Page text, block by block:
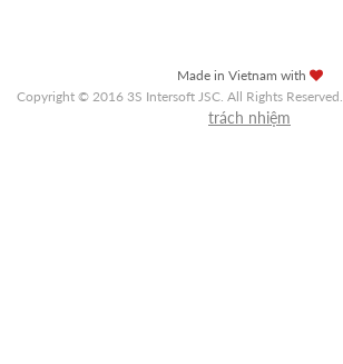
Made in Vietnam with
Copyright © 2016 3S Intersoft JSC. All Rights Reserved.
trách nhiệm